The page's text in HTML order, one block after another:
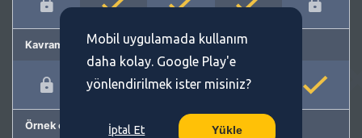
Kavram önerme
Örnek cümleler
Mobil uygulamada kullanım
daha kolay. Google Play'e
yönlendirilmek ister misiniz?
İptal Et Yükle